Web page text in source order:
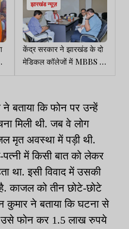
झारखंड न्यूज़
केंद्र सरकार ने झारखंड के दो
मेडिकल कॉलेजों में MBBS व
PG सीटें बढ़ाने की मंजूरी दी
ने बताया कि फोन पर उन्हें
मिली थी. जब वे लोग
मृत अवस्था में पड़ी थी.
पत्नी में किसी बात को लेकर
था. इसी विवाद में उसकी
काजल को तीन छोटे-छोटे
कुमार ने बताया कि घटना से
उसे फोन कर 1.5 लाख रुपये